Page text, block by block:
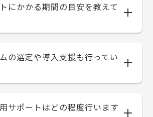
にかかる期間の目安を教えて
の選定や導入支援も行ってい
サポートはどの程度行います